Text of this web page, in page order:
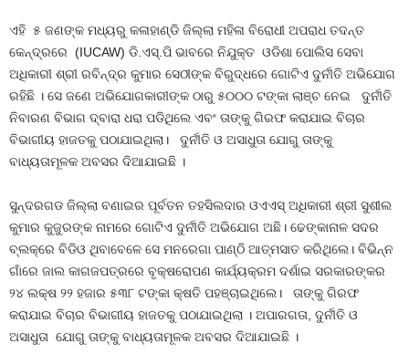
ଏହି ୫ ଜଣଙ୍କ ମଧ୍ୟରୁ କଳାହାଣ୍ଡି ଜିଲ୍ଲା ମହିଳା ବିରୋଧୀ ଅପରାଧ ତଦନ୍ତ
କେନ୍ଦ୍ରରେ (IUCAW) ଡି.ଏସ୍‌.ପି ଭାବରେ ନିଯୁକ୍ତ ଓଡିଶା ପୋଲିସ ସେବା
ଅଧିକାରୀ ଶ୍ରୀ ରବିନ୍ଦ୍ର କୁମାର ସେଠୀଙ୍କ ବିରୁଦ୍ଧରେ ଗୋଟିଏ ଦୁର୍ନୀତି ଅଭିଯୋଗ
ରହିଛି । ସେ ଜଣେ ଅଭିଯୋଗକାରୀଙ୍କ ଠାରୁ ୫୦୦୦ ଟଙ୍କା ଲାଞ୍ଚ ନେଇ ଦୁର୍ନୀତି
ନିବାରଣ ବିଭାଗ ଦ୍ବାରା ଧରା ପଡିଥିଲେ ଏବଂ ତାଙ୍କୁ ଗିରଫ କରାଯାଇ ବିଚାର
ବିଭାଗୀୟ ହାଜତକୁ ପଠାଯାଇଥିଲା। ଦୁର୍ନୀତି ଓ ଅସାଧୁତା ଯୋଗୁ ତାଙ୍କୁ
ବାଧ୍ୟତାମୂଳକ ଅବସର ଦିଆଯାଇଛି ।
ସୁନ୍ଦରଗଡ ଜିଲ୍ଲା ବଣାଇର ପୂର୍ବତନ ତହସିଲଦାର ଓଏଏସ୍‌ ଅଧିକାରୀ ଶ୍ରୀ ସୁଶୀଲ
କୁମାର କୁଜୁରଙ୍କ ନାମରେ ଗୋଟିଏ ଦୁର୍ନୀତି ଅଭିଯୋଗ ଅଛି। ଢେଙ୍କାନାଳ ସଦର
ବ୍ଲକ୍‌ରେ ବିଡିଓ ଥିବାବେଳେ ସେ ମନରେଗା ପାଣ୍ଠି ଆତ୍ମସାତ କରିଥିଲେ। ବିଭିନ୍ନ
ଗାଁରେ ଜାଲ କାଗଜପତ୍ରରେ ବୃକ୍ଷରୋପଣ କାର୍ଯ୍ୟକ୍ରମ ଦର୍ଶାଇ ସରକାରଙ୍କର
୨୪ ଲକ୍ଷ ୨୨ ହଜାର ୫୩୮ ଟଙ୍କା କ୍ଷତି ପହଞ୍ଚାଇଥିଲେ। ତାଙ୍କୁ ଗିରଫ
କରାଯାଇ ବିଚାର ବିଭାଗୀୟ ହାଜତକୁ ପଠାଯାଇଥିଲା । ଅପାରଗତା, ଦୁର୍ନୀତି ଓ
ଅସାଧୁତା ଯୋଗୁ ତାଙ୍କୁ ବାଧ୍ୟତାମୂଳକ ଅବସର ଦିଆଯାଇଛି ।